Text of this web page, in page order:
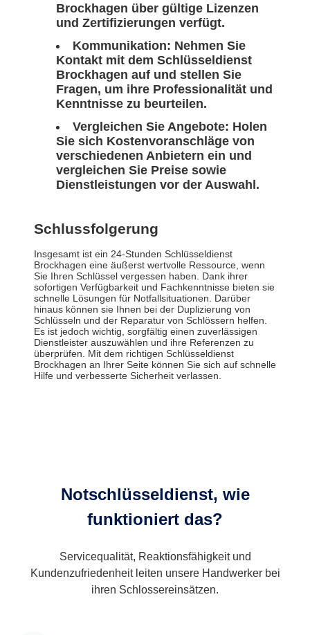
Brockhagen über gültige Lizenzen
und Zertifizierungen verfügt.
Kommunikation: Nehmen Sie
Kontakt mit dem Schlüsseldienst
Brockhagen auf und stellen Sie
Fragen, um ihre Professionalität und
Kenntnisse zu beurteilen.
Vergleichen Sie Angebote: Holen
Sie sich Kostenvoranschläge von
verschiedenen Anbietern ein und
vergleichen Sie Preise sowie
Dienstleistungen vor der Auswahl.
Schlussfolgerung
Insgesamt ist ein 24-Stunden Schlüsseldienst
Brockhagen eine äußerst wertvolle Ressource, wenn
Sie Ihren Schlüssel vergessen haben. Dank ihrer
sofortigen Verfügbarkeit und Fachkenntnisse bieten sie
schnelle Lösungen für Notfallsituationen. Darüber
hinaus können sie Ihnen bei der Duplizierung von
Schlüsseln und der Reparatur von Schlössern helfen.
Es ist jedoch wichtig, sorgfältig einen zuverlässigen
Dienstleister auszuwählen und ihre Referenzen zu
überprüfen. Mit dem richtigen Schlüsseldienst
Brockhagen an Ihrer Seite können Sie sich auf schnelle
Hilfe und verbesserte Sicherheit verlassen.
Notschlüsseldienst, wie
funktioniert das?
Servicequalität, Reaktionsfähigkeit und
Kundenzufriedenheit leiten unsere Handwerker bei
ihren Schlossereinsätzen.